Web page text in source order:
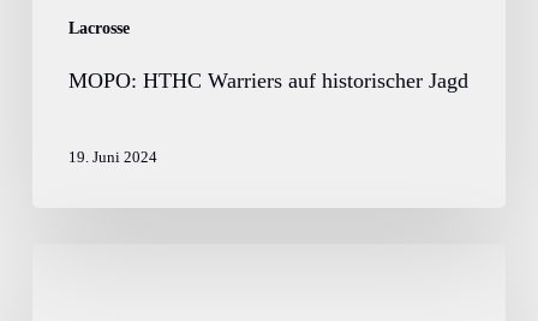
Lacrosse
MOPO: HTHC Warriers auf historischer Jagd
19. Juni 2024